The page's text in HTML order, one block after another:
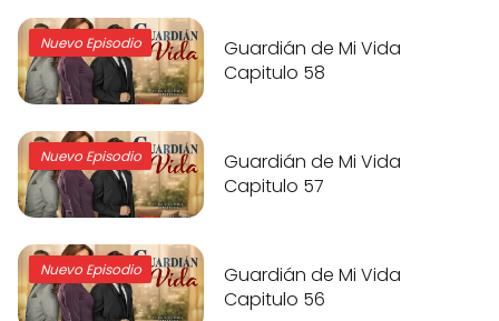
Nuevo Episodio
Guardián de Mi Vida
Capitulo 58
Nuevo Episodio
Guardián de Mi Vida
Capitulo 57
Nuevo Episodio
Guardián de Mi Vida
Capitulo 56